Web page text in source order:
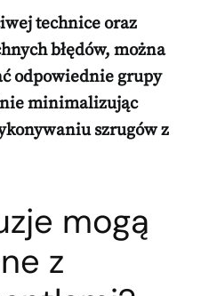
technice oraz
błędów, można
odpowiednie grupy
minimalizując
szrugów z
mogą
z